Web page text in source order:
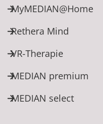
MyMEDIAN@Home
Rethera Mind
VR-Therapie
MEDIAN premium
MEDIAN select